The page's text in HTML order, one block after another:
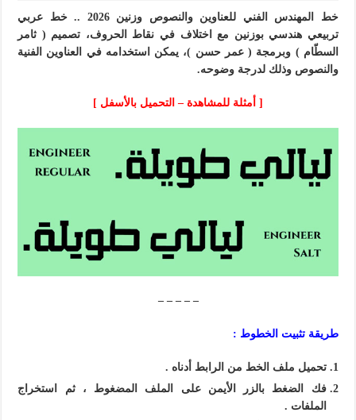
خط المهندس الفني للعناوين والنصوص وزنين 2026 .. خط عربي
تربيعي هندسي بوزنين مع اختلاف في نقاط الحروف، تصميم ( ثامر
السطّام ) وبرمجة ( عمر حسن )، يمكن استخدامه في العناوين الفنية
والنصوص وذلك لدرجة وضوحه.
[ أمثلة للمشاهدة – التحميل بالأسفل ]
– – – – –
طريقة تثبيت الخطوط :
تحميل ملف الخط من الرابط أدناه .
فك الضغط بالزر الأيمن على الملف المضغوط ، ثم استخراج
الملفات .